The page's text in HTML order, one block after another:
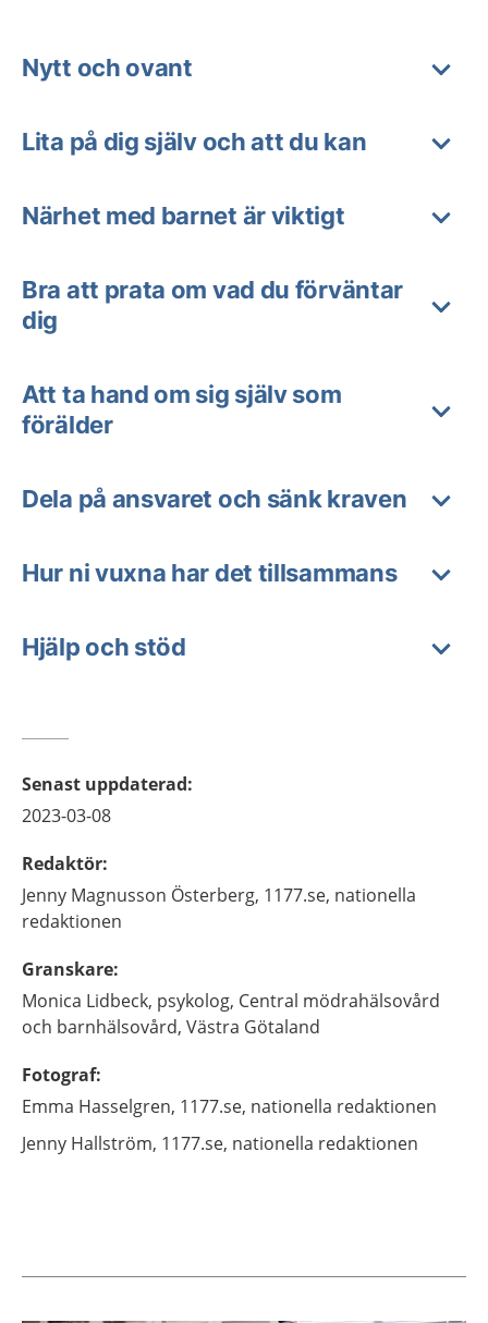
Nytt och ovant
Lita på dig själv och att du kan
Närhet med barnet är viktigt
Bra att prata om vad du förväntar
dig
Att ta hand om sig själv som
förälder
Dela på ansvaret och sänk kraven
Hur ni vuxna har det tillsammans
Hjälp och stöd
Senast uppdaterad:
2023-03-08
Redaktör:
Jenny Magnusson Österberg, 1177.se, nationella
redaktionen
Granskare:
Monica Lidbeck, psykolog, Central mödrahälsovård
och barnhälsovård, Västra Götaland
Fotograf:
Emma Hasselgren, 1177.se, nationella redaktionen
Jenny Hallström, 1177.se, nationella redaktionen